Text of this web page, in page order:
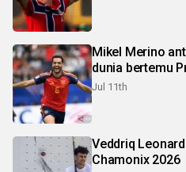
Mikel Merino
dunia bertemu
Jul 11th
Veddriq
Chamonix 2026